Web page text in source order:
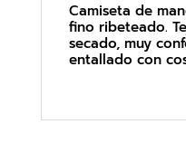
Camiseta de
fino ribeteado.
secado, muy
entallado con